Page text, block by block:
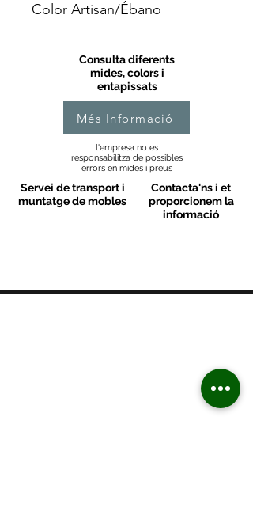
Color Artisan/Ébano
Consulta diferents
mides, colors i
entapissats
Més Informació
l'empresa no es
responsabilitza de possibles
errors en mides i preus
Servei de transport i
muntatge de mobles
Contacta'ns i et
proporcionem la
informació